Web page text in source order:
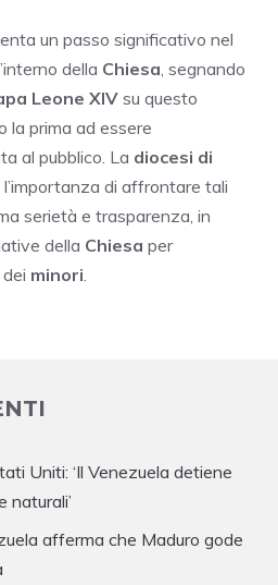
un passo significativo nel
della Chiesa, segnando
Leone XIVsu questo
la prima ad essere
al pubblico. La diocesi di
di affrontare tali
serietà e trasparenza, in
della Chiesa per
minori.
Uniti: ‘Il Venezuela detiene
naturali’
afferma che Maduro gode